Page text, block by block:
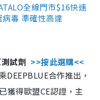
全線門市$16快速
毒 準確性高達
試劑 >>按此選購<<
合作推出，
獲得歐盟CE認證，主